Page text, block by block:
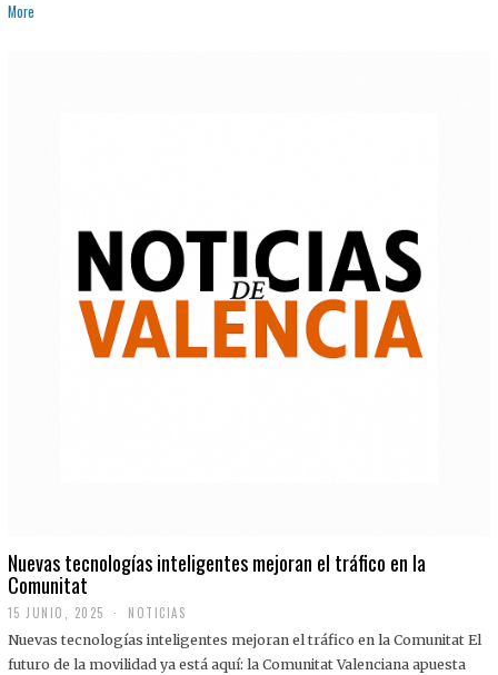
More
Nuevas tecnologías inteligentes mejoran el tráfico en la
Comunitat
15 JUNIO, 2025 NOTICIAS
Nuevas tecnologías inteligentes mejoran el tráfico en la Comunitat El
futuro de la movilidad ya está aquí: la Comunitat Valenciana apuesta